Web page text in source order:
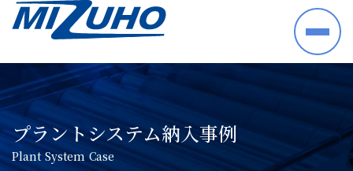
HOME
事業案内
半導体・電子部品・材料
産業機械・制御機器
空調機器・住宅設備機器
プラントシステム納入事例
Plant System Case